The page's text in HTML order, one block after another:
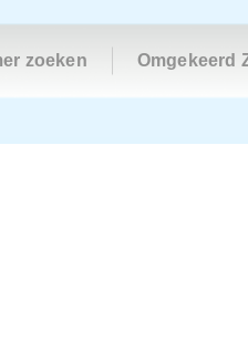
zoeken Omgekeerd